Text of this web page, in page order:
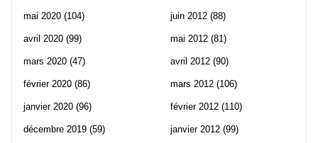
mai 2020 (104)
avril 2020 (99)
mars 2020 (47)
février 2020 (86)
janvier 2020 (96)
décembre 2019 (59)
juin 2012 (88)
mai 2012 (81)
avril 2012 (90)
mars 2012 (106)
février 2012 (110)
janvier 2012 (99)